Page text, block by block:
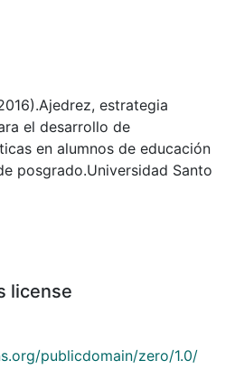
estrategia
el desarrollo de
en alumnos de educación
posgrado.Universidad Santo
license
publicdomain/zero/1.0/